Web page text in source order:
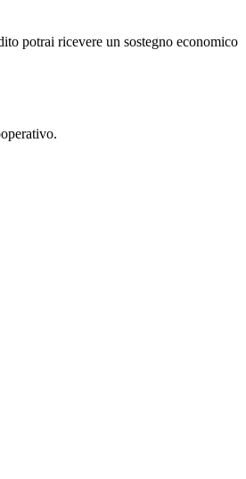
potrai ricevere un sostegno economico